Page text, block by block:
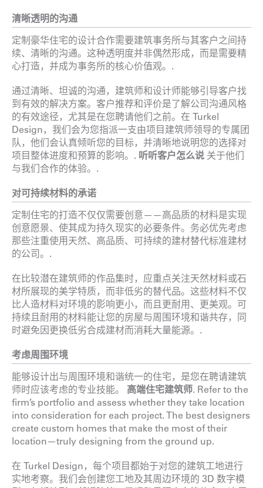
清晰透明的沟通
定制豪华住宅的设计合作需要建筑事务所与其客户之间持
续、清晰的沟通。这种透明度并非偶然形成，而是需要精
心打造，并成为事务所的核心价值观。.
通过清晰、坦诚的沟通，建筑师和设计师能够引导客户找
到有效的解决方案。客户推荐和评价是了解公司沟通风格
的有效途径，尤其是在您聘请他们之前。在 Turkel
Design，我们会为您指派一支由项目建筑师领导的专属团
队，他们会认真倾听您的目标，并清晰地说明您的选择对
项目整体进度和预算的影响。. 听听客户怎么说 关于他们
与我们合作的体验。.
对可持续材料的承诺
定制住宅的打造不仅仅需要创意——高品质的材料是实现
创意愿景、使其成为持久现实的必要条件。务必优先考虑
那些注重使用天然、高品质、可持续的建材替代标准建材
的公司。.
在比较潜在建筑师的作品集时，应重点关注天然材料或石
材所展现的美学特质，而非低劣的替代品。这些材料不仅
比人造材料对环境的影响更小，而且更耐用、更美观。可
持续且耐用的材料能让您的房屋与周围环境和谐共存，同
时避免因更换低劣合成建材而消耗大量能源。.
考虑周围环境
能够设计出与周围环境和谐统一的住宅，是您在聘请建筑
师时应该考虑的专业技能。 高端住宅建筑师. Refer to the
firm’s portfolio and assess whether they take location
into consideration for each project. The best designers
create custom homes that make the most of their
location—truly designing from the ground up.
在 Turkel Design，每个项目都始于对您的建筑工地进行
实地考察。我们会创建您工地及其周边环境的 3D 数字模